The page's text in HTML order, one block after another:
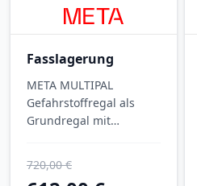
Fasslagerung
META MULTIPAL
Gefahrstoffregal als
Grundregal mit
die normkonforme
720,00 €